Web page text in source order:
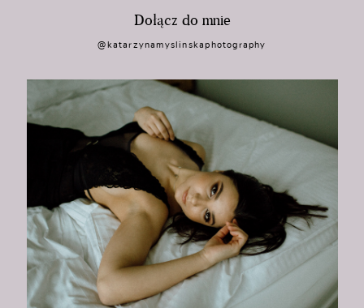
Dołącz do mnie
@katarzynamyslinskaphotography